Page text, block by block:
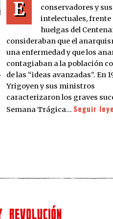
E
conservadores y sus
intelectuales, frente
huelgas del
consideraban que el
una enfermedad y que los
contagiaban a la población
de las “ideas avanzadas”. En
Yrigoyen y sus ministros
caracterizaron los graves
Semana Trágica… Seguir